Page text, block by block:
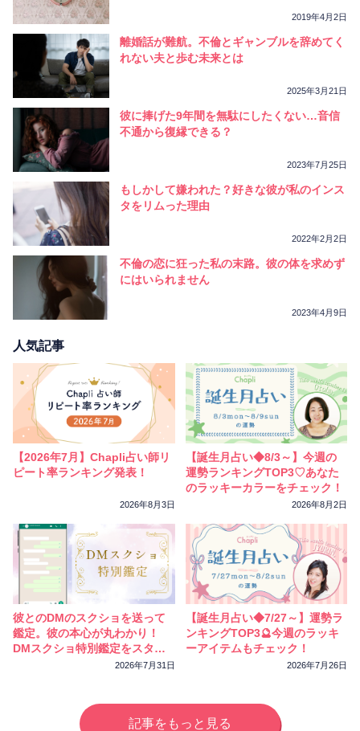
2019年4月2日
離婚話が難航。不倫とギャンブルを辞めてく
れない夫と歩む未来とは
2025年3月21日
彼に捧げた9年間を無駄にしたくない…音信
不通から復縁できる？
2023年7月25日
もしかして嫌われた？好きな彼が私のインス
タをリムった理由
2022年2月2日
不倫の恋に狂った私の末路。彼の体を求めず
にはいられません
2023年4月9日
人気記事
【2026年7月】Chapli占い師リ
ピート率ランキング発表！
2026年8月3日
【誕生月占い◆8/3～】今週の
運勢ランキングTOP3♡あなた
のラッキーカラーをチェック！
2026年8月2日
彼とのDMのスクショを送って
鑑定。彼の本心が丸わかり！
DMスクショ特別鑑定をスター
2026年7月31日
【誕生月占い◆7/27～】運勢ラ
ンキングTOP3🔮今週のラッキ
ーアイテムもチェック！
2026年7月26日
記事をもっと見る